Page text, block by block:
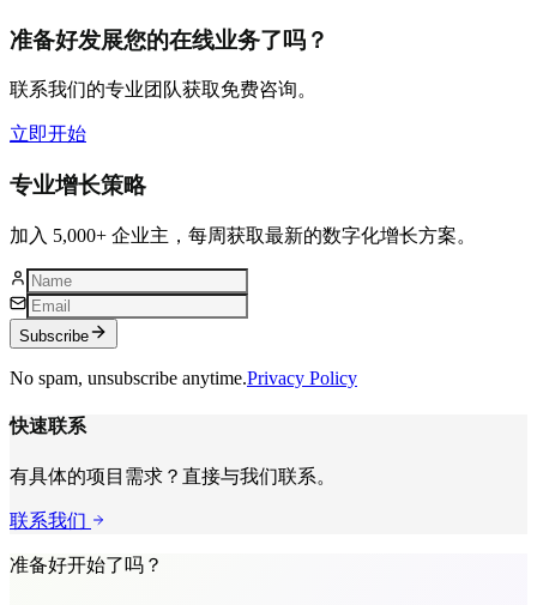
准备好发展您的在线业务了吗？
联系我们的专业团队获取免费咨询。
立即开始
专业增长策略
加入 5,000+ 企业主，每周获取最新的数字化增长方案。
Subscribe
No spam, unsubscribe anytime.Privacy Policy
快速联系
有具体的项目需求？直接与我们联系。
联系我们
准备好开始了吗？